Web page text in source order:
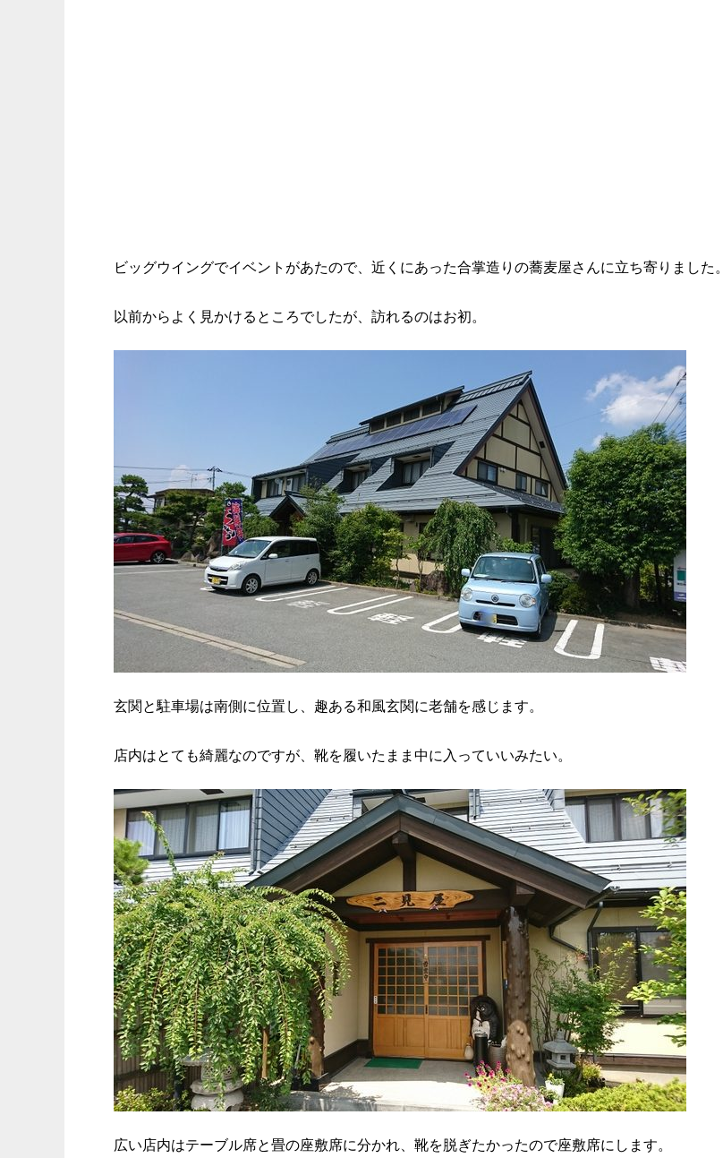
ビッグウイングでイベントがあたので、近くにあった合掌造りの蕎麦屋さんに立ち寄りました。
以前からよく見かけるところでしたが、訪れるのはお初。
玄関と駐車場は南側に位置し、趣ある和風玄関に老舗を感じます。
店内はとても綺麗なのですが、靴を履いたまま中に入っていいみたい。
広い店内はテーブル席と畳の座敷席に分かれ、靴を脱ぎたかったので座敷席にします。